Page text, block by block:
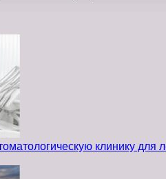
клинику для